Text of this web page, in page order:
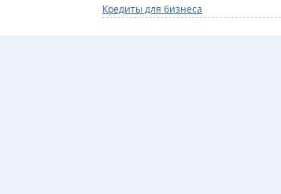
Кредиты для бизнеса